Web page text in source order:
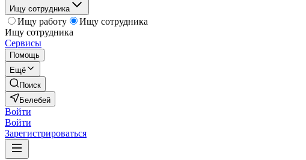
Ищу сотрудника
Ищу работу
Ищу сотрудника
Ищу сотрудника
Сервисы
Помощь
Ещё
Поиск
Белебей
Войти
Войти
Зарегистрироваться